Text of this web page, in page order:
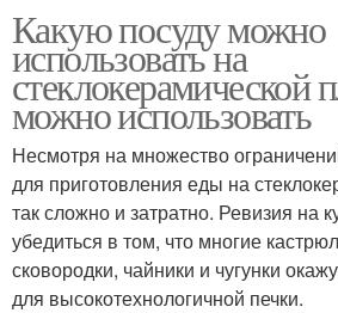
Какую посуду можно
использовать на
стеклокерамической
можно использовать
Несмотря на множество
для приготовления еды на
так сложно и затратно. Ревизия на
убедиться в том, что многие
сковородки, чайники и чугунки
для высокотехнологичной печки.